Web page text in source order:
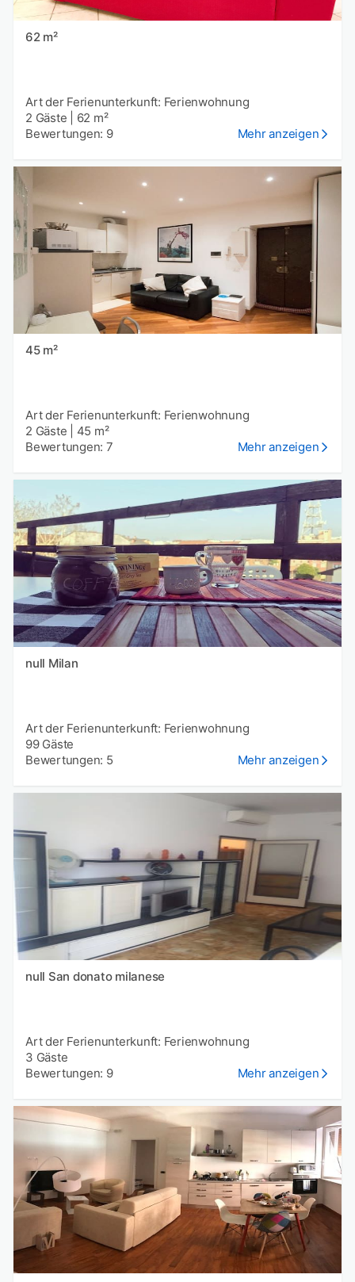
62 m²
Art der Ferienunterkunft: Ferienwohnung
2 Gäste
62 m²
Bewertungen: 9
Mehr anzeigen
45 m²
Art der Ferienunterkunft: Ferienwohnung
2 Gäste
45 m²
Bewertungen: 7
Mehr anzeigen
null Milan
Art der Ferienunterkunft: Ferienwohnung
99 Gäste
Bewertungen: 5
Mehr anzeigen
null San donato milanese
Art der Ferienunterkunft: Ferienwohnung
3 Gäste
Bewertungen: 9
Mehr anzeigen